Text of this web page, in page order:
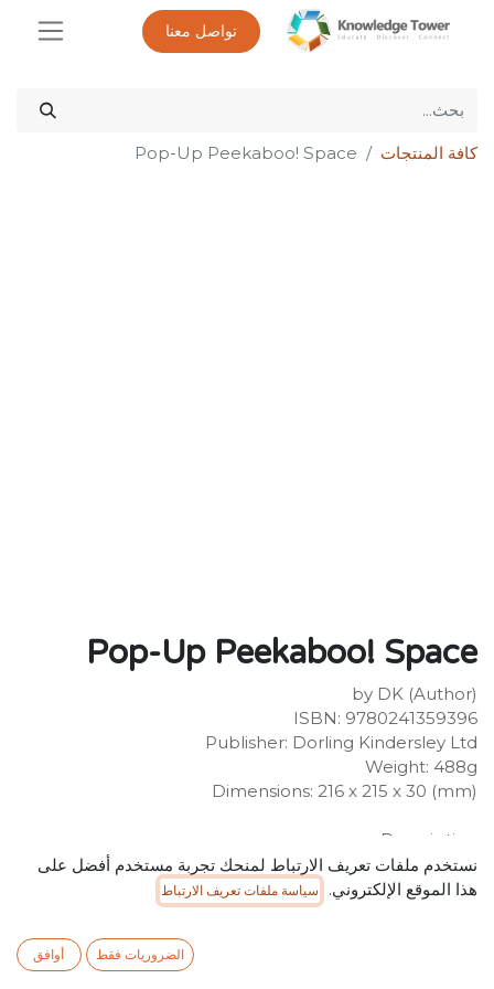
تواصل معنا
كافة المنتجات Pop-Up Peekaboo! Space
Pop-Up Peekaboo! Space
by DK (Author)
ISBN: 9780241359396
Publisher: Dorling Kindersley Ltd
Weight: 488g
Dimensions: 216 x 215 x 30 (mm)
Description:
An interactive pop up book that teaches children
about outer Space and inspires hands-on learning.
Tactile elements and delightful imagery will encourage
the development of motor skills and early learning.
Bold, brightly coloured pictures, lift-the-flap pages and
نستخدم ملفات تعريف الارتباط لمنحك تجربة مستخدم أفضل على
هذا الموقع الإلكتروني.
سياسة ملفات تعريف الارتباط
الضروريات فقط أوافق